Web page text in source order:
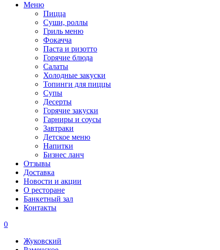
Меню
Пицца
Суши, роллы
Гриль меню
Фокачча
Паста и ризотто
Горячие блюда
Салаты
Холодные закуски
Топинги для пиццы
Супы
Десерты
Горячие закуски
Гарниры и соусы
Завтраки
Детское меню
Напитки
Бизнес ланч
Отзывы
Доставка
Новости и акции
О ресторане
Банкетный зал
Контакты
0
Жуковский